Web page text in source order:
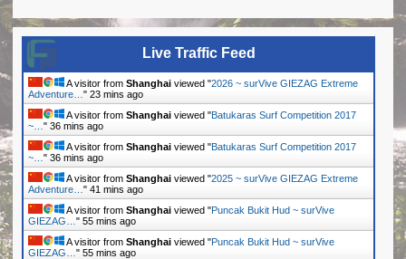
Live Traffic Feed
A visitor from Shanghai viewed "2026 ~ surVive GIEZAG Extreme
Adventure… " 23 mins ago
A visitor from Shanghai viewed "Batukaras Surf Competition 2017
~… " 36 mins ago
A visitor from Shanghai viewed "Batukaras Surf Competition 2017
~… " 36 mins ago
A visitor from Shanghai viewed "2025 ~ surVive GIEZAG Extreme
Adventure… " 41 mins ago
A visitor from Shanghai viewed "Puncak Bukit Hud ~ surVive
GIEZAG… " 55 mins ago
A visitor from Shanghai viewed "Puncak Bukit Hud ~ surVive
GIEZAG… " 55 mins ago